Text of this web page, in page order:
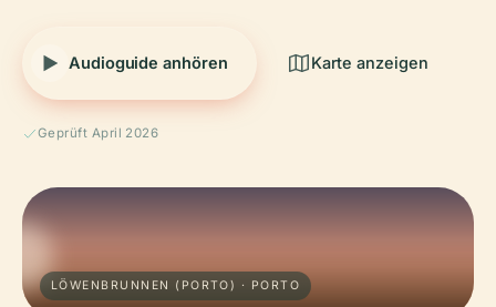
Audioguide anhören Karte anzeigen
Geprüft April 2026
LÖWENBRUNNEN (PORTO) · PORTO